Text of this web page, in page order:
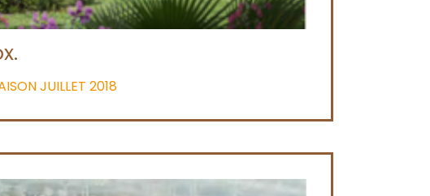
JUILLET 2018